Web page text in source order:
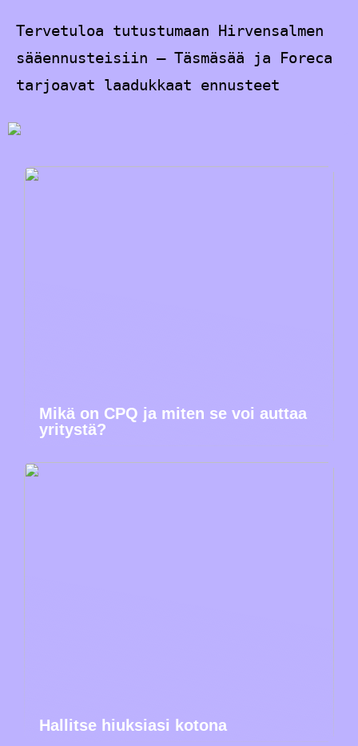
Tervetuloa tutustumaan Hirvensalmen
sääennusteisiin – Täsmäsää ja Foreca
tarjoavat laadukkaat ennusteet
Mikä on CPQ ja miten se voi auttaa
yritystä?
Hallitse hiuksiasi kotona